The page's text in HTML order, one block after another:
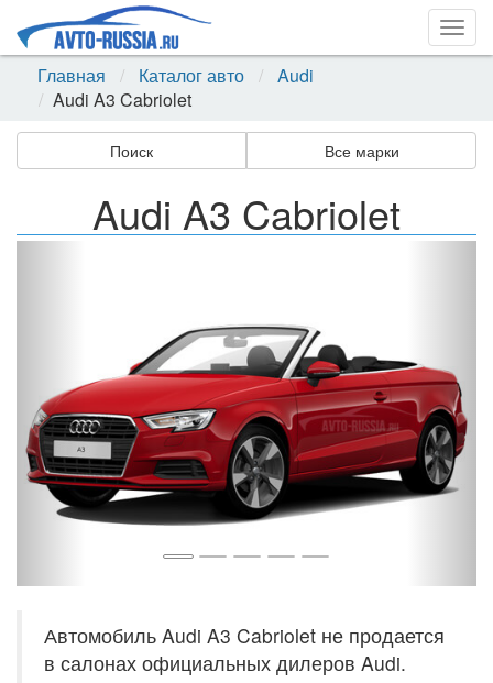
Главная
Каталог авто
Audi
Audi A3 Cabriolet
Поиск Все марки
Audi A3 Cabriolet
Автомобиль Audi A3 Cabriolet не продается
в салонах официальных дилеров Audi.